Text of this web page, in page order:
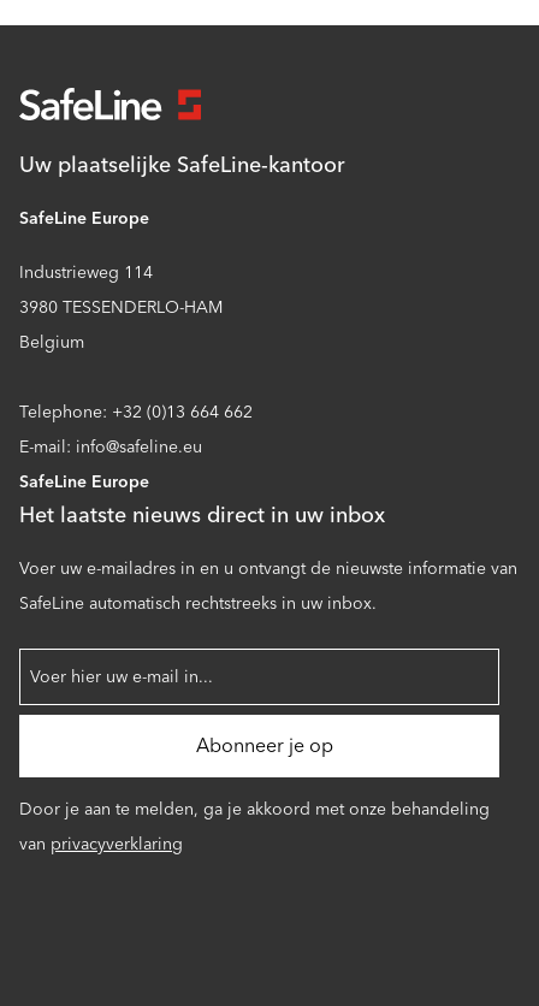
Uw plaatselijke SafeLine-kantoor
SafeLine Europe
Industrieweg 114
3980 TESSENDERLO-HAM
Belgium
Telephone: +32 (0)13 664 662
E-mail: info@safeline.eu
SafeLine Europe
Het laatste nieuws direct in uw inbox
Voer uw e-mailadres in en u ontvangt de nieuwste informatie van
SafeLine automatisch rechtstreeks in uw inbox.
Door je aan te melden, ga je akkoord met onze behandeling
van privacyverklaring